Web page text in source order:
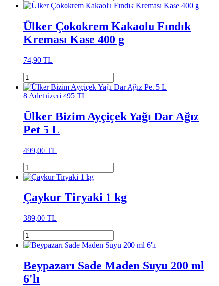
Ülker Çokokrem Kakaolu Fındık
Kreması Kase 400 g
74,90 TL
8 Adet üzeri 495 TL
Ülker Bizim Ayçiçek Yağı Dar Ağız
Pet 5 L
499,00 TL
Çaykur Tiryaki 1 kg
389,00 TL
Beypazarı Sade Maden Suyu 200 ml
6'lı